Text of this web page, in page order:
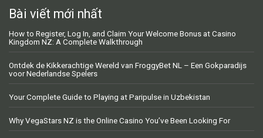
Bài viết mới nhất
How to Register, Log In, and Claim Your Welcome Bonus at Casino
Kingdom NZ: A Complete Walkthrough
Ontdek de Kikkerachtige Wereld van FroggyBet NL – Een Gokparadijs
voor Nederlandse Spelers
Your Complete Guide to Playing at Paripulse in Uzbekistan
Why VegaStars NZ is the Online Casino You’ve Been Looking For